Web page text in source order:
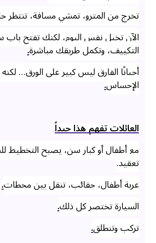
تخرج من المترو، تمشي مسافة، تنتظر
الآن تخيل نفس اليوم، لكنك تفتح
التكييف، وتكمل طريقك مباشرة.
أحيانًا الفارق ليس كبير على الورق…
الإحساس.
العائلات تفهم هذا جيداً
مع أطفال أو كبار سن، يصبح التخطيط
تعقيد.
عربة أطفال، حقائب، تنقل بين محطات.
السيارة تختصر كل ذلك.
تركب وتنطلق.